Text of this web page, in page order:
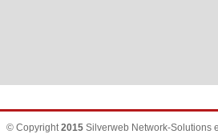
© Copyright2015 Silverweb Network-